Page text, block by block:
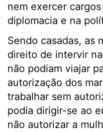
nem exercer
diplomacia e na
Sendo casadas, as
direito de intervir
não podiam viajar
autorização dos
trabalhar sem
podia dirigir-se ao
não autorizar a